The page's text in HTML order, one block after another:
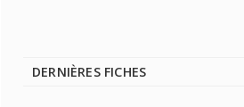
DERNIÈRES FICHES